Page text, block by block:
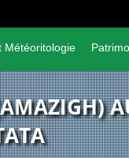
Météoritologie